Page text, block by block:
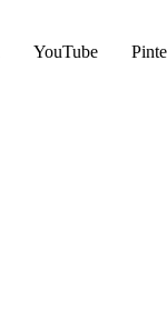
YouTube